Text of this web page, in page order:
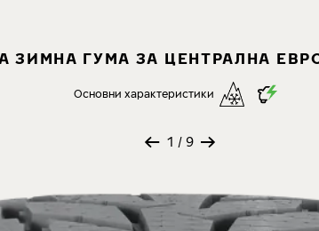
1 / 9
ЗИМНА ГУМА ЗА ЦЕНТРАЛНА
включително на сняг и киша
Основни характеристики